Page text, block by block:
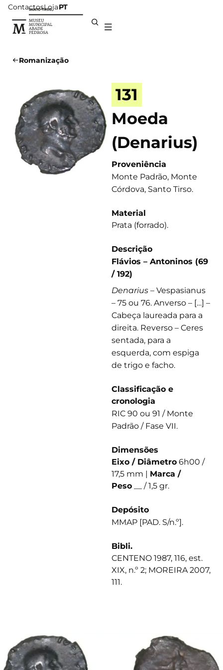
ContactosLojaPT
Romanização
131
Moeda
(Denarius)
Proveniência
Monte Padrão, Monte
Córdova, Santo Tirso.
Material
Prata (forrado).
Descrição
Flávios – Antoninos (69
/ 192)
Denarius – Vespasianus
– 75 ou 76. Anverso – […] –
Cabeça laureada para a
direita. Reverso – Ceres
sentada, para a
esquerda, com espiga
de trigo e facho.
Classificação e
cronologia
RIC 90 ou 91 / Monte
Padrão / Fase VII.
Dimensões
Eixo / Diâmetro 6h00 /
17,5 mm | Marca /
Peso __ / 1,5 gr.
Depósito
MMAP [PAD. S/n.º].
Bibli.
CENTENO 1987, 116, est.
XIX, n.º 2; MOREIRA 2007,
111.